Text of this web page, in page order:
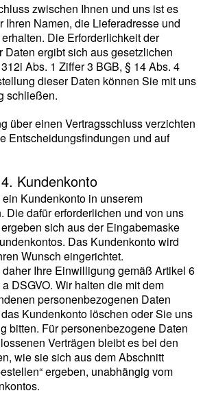
zwischen Ihnen und uns ist es
Ihren Namen, die Lieferadresse und
Die Erforderlichkeit der
Daten ergibt sich aus gesetzlichen
Abs. 1 Ziffer 3 BGB, § 14 Abs. 4
dieser Daten können Sie mit uns
schließen.
über einen Vertragsschluss verzichten
Entscheidungsfindungen und auf
4. Kundenkonto
Kundenkonto in unserem
Die dafür erforderlichen und von uns
sich aus der Eingabemaske
Das Kundenkonto wird
Wunsch eingerichtet.
Ihre Einwilligung gemäß Artikel 6
DSGVO. Wir halten die mit dem
personenbezogenen Daten
Kundenkonto löschen oder Sie uns
bitten. Für personenbezogene Daten
Verträgen bleibt es bei den
wie sie sich aus dem Abschnitt
ergeben, unabhängig vom